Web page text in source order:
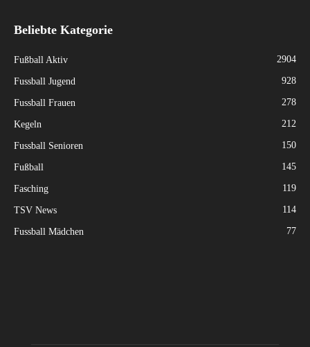
Beliebte Kategorie
Fußball Aktiv 2904
Fussball Jugend 928
Fussball Frauen 278
Kegeln 212
Fussball Senioren 150
Fußball 145
Fasching 119
TSV News 114
Fussball Mädchen 77